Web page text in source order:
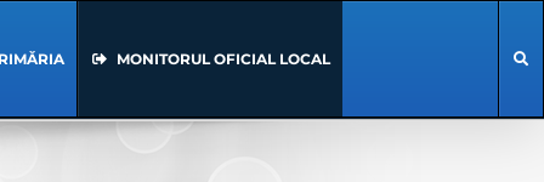
MONITORUL OFICIAL LOCAL